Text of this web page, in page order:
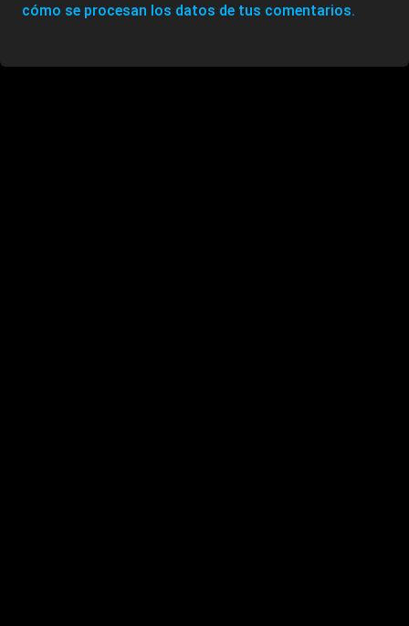
cómo se procesan los datos de tus comentarios.